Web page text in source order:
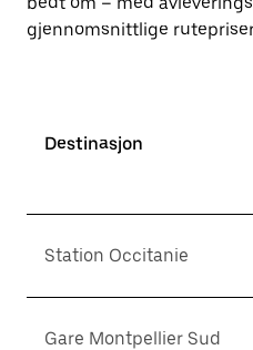
gjennomsnittlige
Destinasjon
Station Occitanie
Gare Montpellier Sud